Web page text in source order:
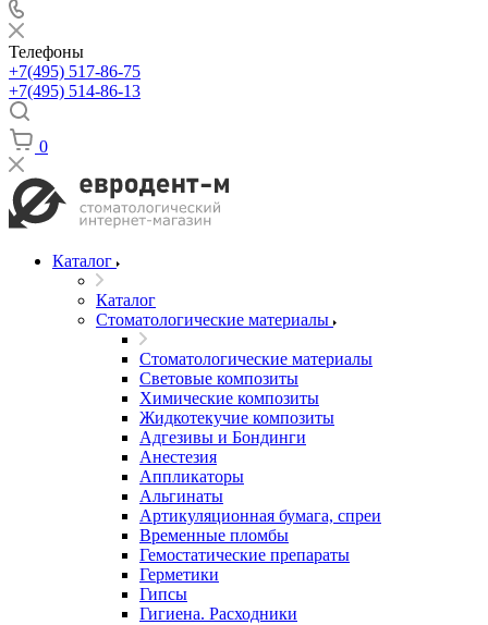
Телефоны
+7(495) 517-86-75
+7(495) 514-86-13
0
Каталог
Каталог
Стоматологические материалы
Стоматологические материалы
Световые композиты
Химические композиты
Жидкотекучие композиты
Адгезивы и Бондинги
Анестезия
Аппликаторы
Альгинаты
Артикуляционная бумага, спреи
Временные пломбы
Гемостатические препараты
Герметики
Гипсы
Гигиена. Расходники